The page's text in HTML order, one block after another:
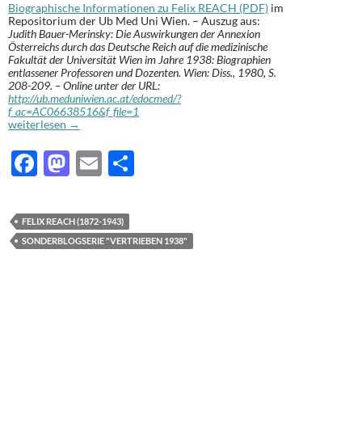
Biographische Informationen zu Felix REACH (PDF) im
Repositorium der Ub Med Uni Wien. – Auszug aus:
Judith Bauer-Merinsky: Die Auswirkungen der Annexion
Österreichs durch das Deutsche Reich auf die medizinische
Fakultät der Universität Wien im Jahre 1938: Biographien
entlassener Professoren und Dozenten. Wien: Diss., 1980, S.
208-209. – Online unter der URL:
http://ub.meduniwien.ac.at/edocmed/?
f_ac=AC06638516&f_file=1
Felix REACH (1872-1943): Vertrieben 1938 [100]
weiterlesen →
F
e
b
M
to
d
E
ail
n
FELIX REACH (1872-1943)
SONDERBLOGSERIE "VERTRIEBEN 1938"